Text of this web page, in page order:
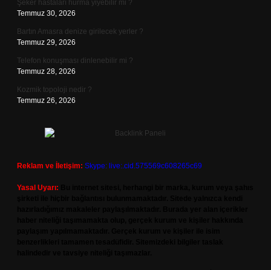
Şeker hastaları hurma yiyebilir mi ?
Temmuz 30, 2026
Bartın Amasra denize girilecek yerler ?
Temmuz 29, 2026
Telefon konuşması dinlenebilir mi ?
Temmuz 28, 2026
Kozmik topoloji nedir ?
Temmuz 26, 2026
Reklam ve İletişim: Skype: live:.cid.575569c608265c69
Yasal Uyarı: